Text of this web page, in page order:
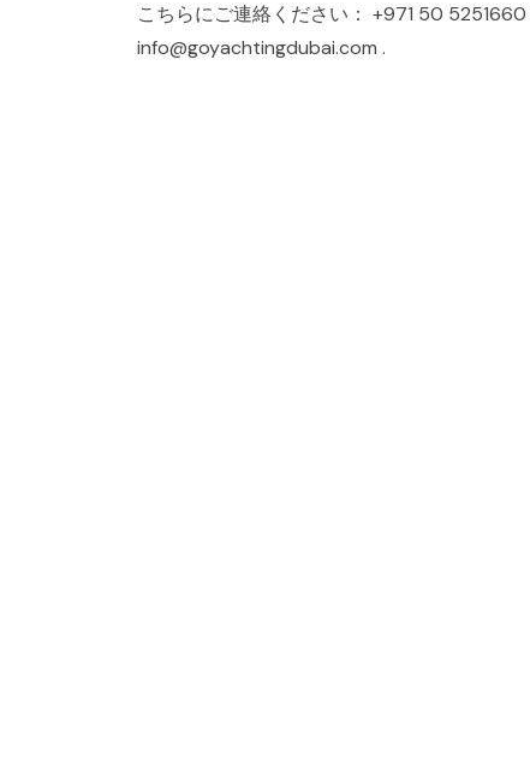
こちらにご連絡ください： +971 50 5251660
info@goyachtingdubai.com .